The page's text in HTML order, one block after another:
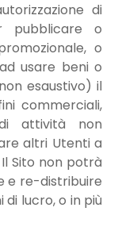
di
pubblicare o
o
usare beni o
esaustivo) il
commerciali,
attività non
altri Utenti a
Sito non potrà
e re-distribuire
lucro, o in più